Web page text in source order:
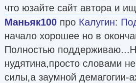
что юзайте сайт автора и
Маньяк100 про Калугин:
начало хорошее но в
Полностью
нудятина,просто словами
силы,а заумной демагогии-